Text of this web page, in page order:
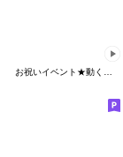
お祝いイベント★動く小さいスタンプ